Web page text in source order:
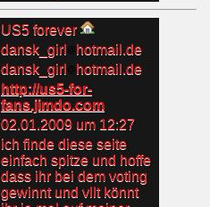
US5 forever
dansk_girl
hotmail.de
dansk_girl
hotmail.de
http://us5-for-
fans.jimdo.com
02.01.2009 um 12:27
ich finde diese seite
einfach spitze und hoffe
dass ihr bei dem voting
gewinnt und vllt könnt